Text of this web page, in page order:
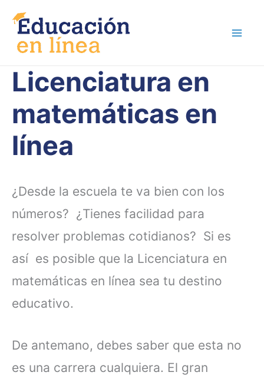
contenido
Licenciatura en
matemáticas en
línea
¿Desde la escuela te va bien con los
números? ¿Tienes facilidad para
resolver problemas cotidianos? Si es
así es posible que la Licenciatura en
matemáticas en línea sea tu destino
educativo.
De antemano, debes saber que esta no
es una carrera cualquiera. El gran